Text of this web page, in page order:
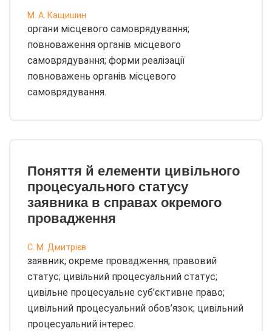
М. А. Кащишин
органи місцевого самоврядування;
повноваження органів місцевого
самоврядування; форми реалізації
повноважень органів місцевого
самоврядування.
Поняття й елементи цивільного
процесуального статусу
заявника в справах окремого
провадження
С. М. Дмитрієв
заявник; окреме провадження; правовий
статус; цивільний процесуальний статус;
цивільне процесуальне суб’єктивне право;
цивільний процесуальний обов’язок; цивільний
процесуальний інтерес.